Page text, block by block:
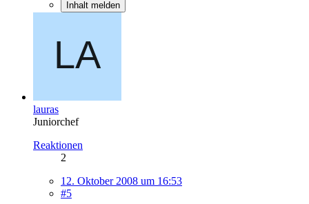
Inhalt melden
lauras
Juniorchef
Reaktionen
2
12. Oktober 2008 um 16:53
#5